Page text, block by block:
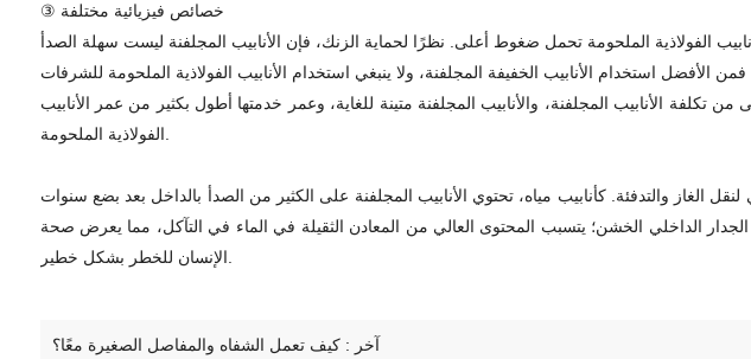
③ خصائص فيزيائية مختلفة
تكلفة الأنابيب المجلفنة، والأنابيب المجلفنة متينة للغاية، وعمر خدمتها أطول بكثير من عمر الأنابيب
الغاز والتدفئة. كأنابيب مياه، تحتوي الأنابيب المجلفنة على الكثير من الصدأ بالداخل بعد بضع سنوات
الداخلي الخشن؛ يتسبب المحتوى العالي من المعادن الثقيلة في الماء في التآكل، مما يعرض صحة
آخر :كيف تعمل الشفاه والمفاصل الصغيرة معًا؟